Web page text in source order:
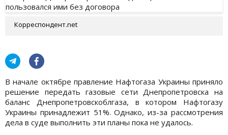
Корреспондент.net
В начале октябре правление Нафтогаза Украины приняло
решение передать газовые сети Днепропетровска на
баланс Днепропетровскоблгаза, в котором Нафтогазу
Украины принадлежит 51%. Однако, из-за рассмотрения
дела в суде выполнить эти планы пока не удалось.